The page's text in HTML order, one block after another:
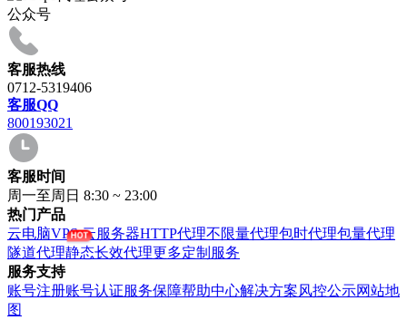
公众号
客服热线
0712-5319406
客服QQ
800193021
客服时间
周一至周日 8:30 ~ 23:00
热门产品
云电脑VPS云服务器HTTP代理不限量代理包时代理包量代理
隧道代理静态长效代理更多定制服务
服务支持
账号注册账号认证服务保障帮助中心解决方案风控公示网站地
图